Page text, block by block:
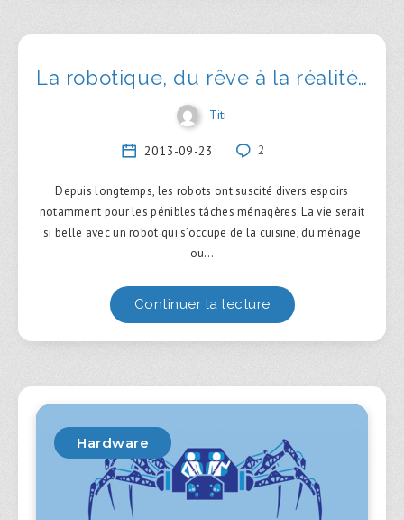
La robotique, du rêve à la réalité…
Titi
2013-09-23 2
Depuis longtemps, les robots ont suscité divers espoirs
notamment pour les pénibles tâches ménagères. La vie serait
si belle avec un robot qui s’occupe de la cuisine, du ménage
ou…
Continuer la lecture
Hardware